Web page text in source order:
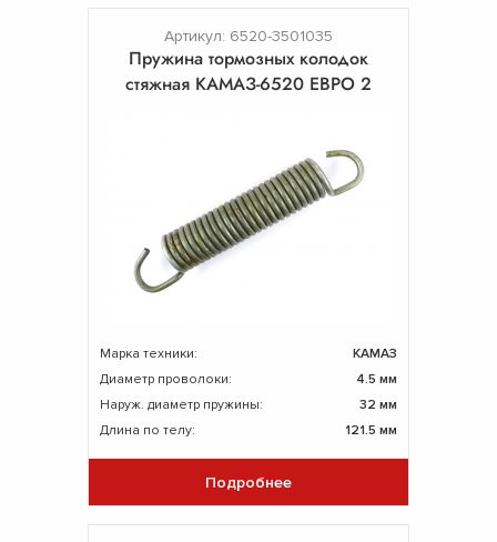
Артикул: 6520-3501035
Пружина тормозных колодок
стяжная КАМАЗ-6520 ЕВРО 2
Марка техники:
КАМАЗ
Диаметр проволоки:
4.5 мм
Наруж. диаметр пружины:
32 мм
Длина по телу:
121.5 мм
Подробнее